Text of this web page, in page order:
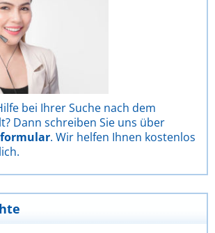
bei Ihrer Suche nach dem
Dann schreiben Sie uns über
. Wir helfen Ihnen kostenlos